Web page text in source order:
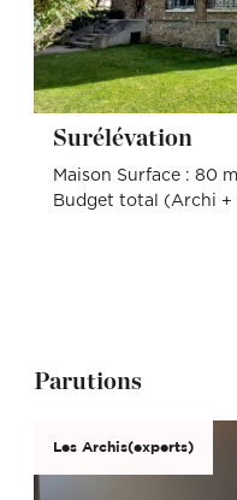
Surélévation
Maison Surface : 80
Budget total (Archi +
Parutions
Les Archis(experts)